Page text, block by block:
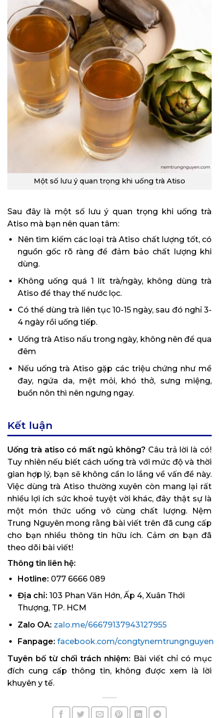
Một số lưu ý quan trọng khi uống trà Atiso
Sau đây là một số lưu ý quan trọng khi uống trà
Atiso mà bạn nên quan tâm:
Nên tìm kiếm các loại trà Atiso chất lượng tốt, có
nguồn gốc rõ ràng để đảm bảo chất lượng khi
dùng.
Không uống quá 1 lít trà/ngày, không dùng trà
Atiso để thay thế nước lọc.
Có thể dùng trà liên tục 10-15 ngày, sau đó nghỉ 3-
4 ngày rồi uống tiếp.
Uống trà Atiso nấu trong ngày, không nên để qua
đêm
Nếu uống trà Atiso gặp các triệu chứng như mề
đay, ngứa da, mệt mỏi, khó thở, sưng miệng,
buồn nôn thì nên ngưng ngay.
Kết luận
Uống trà atiso có mất ngủ không? Câu trả lời là có!
Tuy nhiên nếu biết cách uống trà với mức độ và thời
gian hợp lý, bạn sẽ không cần lo lắng về vấn đề này.
Việc dùng trà Atiso thường xuyên còn mang lại rất
nhiều lợi ích sức khoẻ tuyệt vời khác, đây thật sự là
một món thức uống vô cùng chất lượng. Nệm
Trung Nguyên mong rằng bài viết trên đã cung cấp
cho bạn nhiều thông tin hữu ích. Cảm ơn bạn đã
theo dõi bài viết!
Thông tin liên hệ:
Hotline: 077 6666 089
Địa chỉ: 103 Phan Văn Hớn, Ấp 4, Xuân Thới
Thượng, TP. HCM
Zalo OA: zalo.me/66679137943127955
Fanpage: facebook.com/congtynemtrungnguyen
Tuyên bố từ chối trách nhiệm: Bài viết chỉ có mục
đích cung cấp thông tin, không được xem là lời
khuyên y tế.